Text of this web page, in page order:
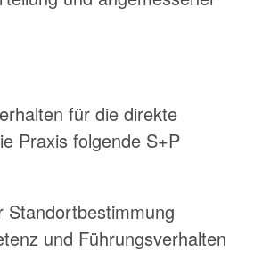
für die direkte
Praxis folgende S+P
Standortbestimmung
und Führungsverhalten